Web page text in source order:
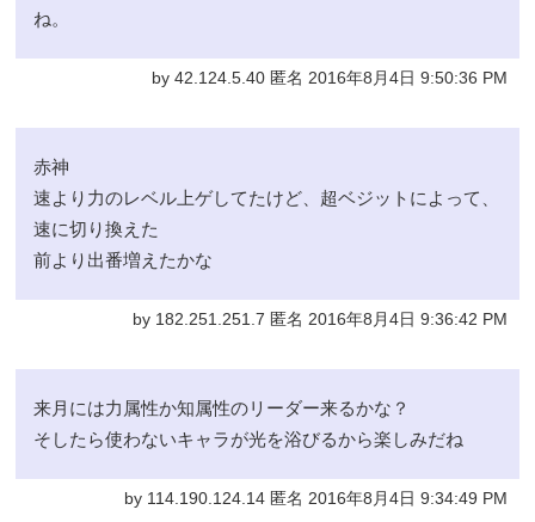
ね。
by 42.124.5.40 匿名 2016年8月4日 9:50:36 PM
赤神
速より力のレベル上ゲしてたけど、超ベジットによって、
速に切り換えた
前より出番増えたかな
by 182.251.251.7 匿名 2016年8月4日 9:36:42 PM
来月には力属性か知属性のリーダー来るかな？
そしたら使わないキャラが光を浴びるから楽しみだね
by 114.190.124.14 匿名 2016年8月4日 9:34:49 PM